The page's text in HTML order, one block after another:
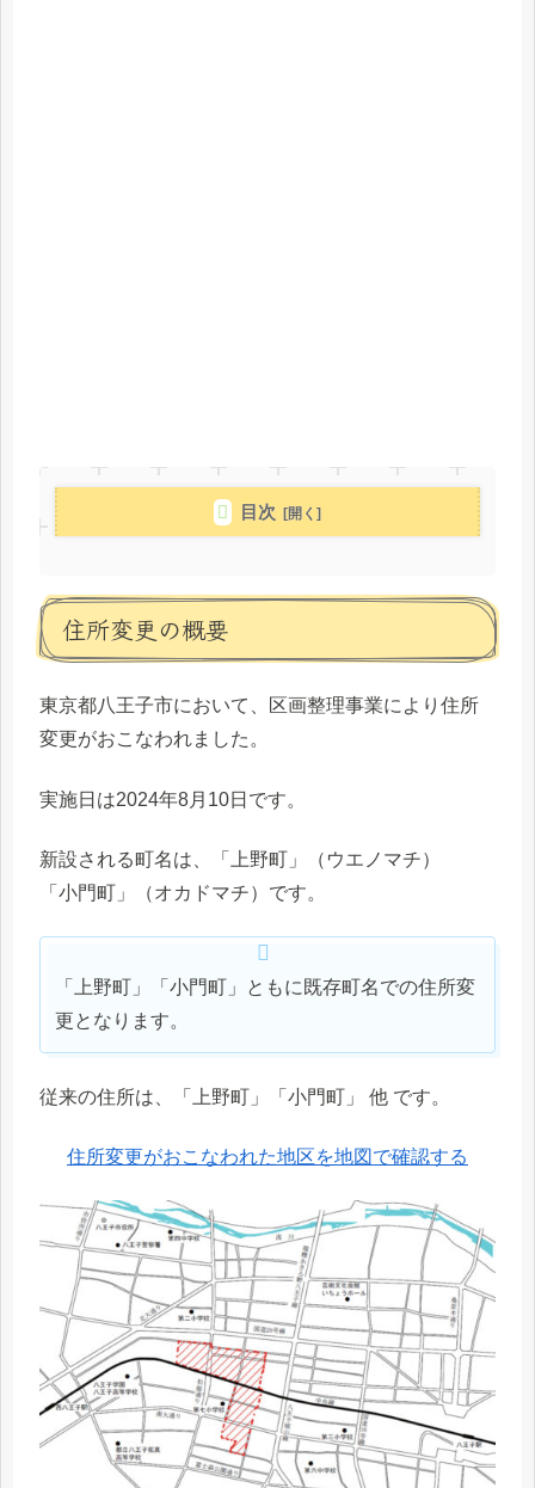
目次
住所変更の概要
東京都八王子市において、区画整理事業により住所
変更がおこなわれました。
実施日は2024年8月10日です。
新設される町名は、「上野町」（ウエノマチ）
「小門町」（オカドマチ）です。
「上野町」「小門町」ともに既存町名での住所変
更となります。
従来の住所は、「上野町」「小門町」 他 です。
住所変更がおこなわれた地区を地図で確認する